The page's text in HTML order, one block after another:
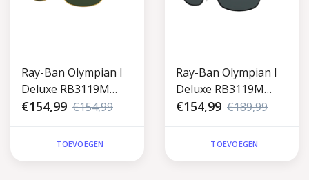
Ray-Ban Olympian I
Deluxe RB3119M
001/31 Gold
€154,99 €154,99
TOEVOEGEN
Ray-Ban Olympian I
Deluxe RB3119M
002/R5 Black
€154,99 €189,99
TOEVOEGEN